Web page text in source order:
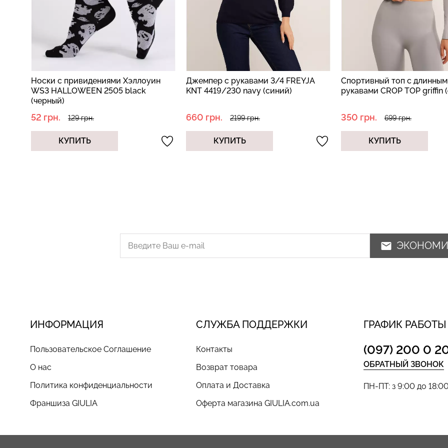
Джемпер с рукавами 3/4 FREYJA
KNT 4419/230 navy (синий)
660 грн. 2199 грн.
КУПИТЬ
Спортивный топ с длинными
рукавами CROP TOP griffin (серый)
350 грн. 699 грн.
КУПИТЬ
Спортивный топ с
рукавами CROP TOP deep
350 грн. 699 грн.
КУПИТЬ
ИНФОРМАЦИЯ
Пользовательское Соглашение
О нас
Политика конфиденциальности
Франшиза GIULIA
СЛУЖБА ПОДДЕРЖКИ
Контакты
Возврат товара
Оплата и Доставка
Оферта магазина GIULIA.com.ua
ГРАФИК РАБОТЫ
(097) 200 0
ОБРАТНЫЙ ЗВОНОК
ПН-ПТ: з 9:00 до